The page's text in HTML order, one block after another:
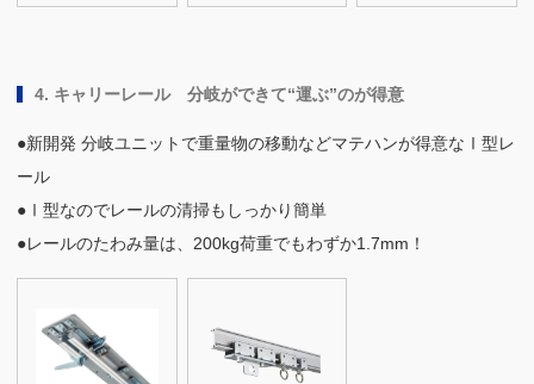
4. キャリーレール 分岐ができて“運ぶ”のが得意
●新開発 分岐ユニットで重量物の移動などマテハンが得意なⅠ型レ
ール
●Ⅰ型なのでレールの清掃もしっかり簡単
●レールのたわみ量は、200kg荷重でもわずか1.7mm！